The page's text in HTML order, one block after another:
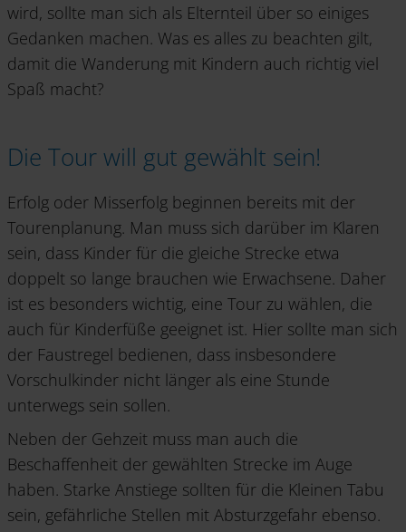
wird, sollte man sich als Elternteil über so einiges
Gedanken machen. Was es alles zu beachten gilt,
damit die Wanderung mit Kindern auch richtig viel
Spaß macht?
Die Tour will gut gewählt sein!
Erfolg oder Misserfolg beginnen bereits mit der
Tourenplanung. Man muss sich darüber im Klaren
sein, dass Kinder für die gleiche Strecke etwa
doppelt so lange brauchen wie Erwachsene. Daher
ist es besonders wichtig, eine Tour zu wählen, die
auch für Kinderfüße geeignet ist. Hier sollte man sich
der Faustregel bedienen, dass insbesondere
Vorschulkinder nicht länger als eine Stunde
unterwegs sein sollen.
Neben der Gehzeit muss man auch die
Beschaffenheit der gewählten Strecke im Auge
haben. Starke Anstiege sollten für die Kleinen Tabu
sein, gefährliche Stellen mit Absturzgefahr ebenso.